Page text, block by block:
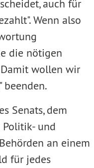
auch für
Wenn also
die nötigen
Damit wollen wir
beenden.
Senats, dem
und
an einem
für jedes